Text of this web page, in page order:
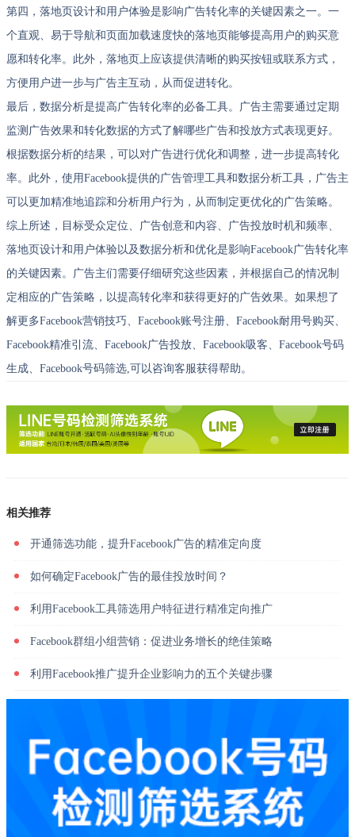
第四，落地页设计和用户体验是影响广告转化率的关键因素之一。一
个直观、易于导航和页面加载速度快的落地页能够提高用户的购买意
愿和转化率。此外，落地页上应该提供清晰的购买按钮或联系方式，
方便用户进一步与广告主互动，从而促进转化。
最后，数据分析是提高广告转化率的必备工具。广告主需要通过定期
监测广告效果和转化数据的方式了解哪些广告和投放方式表现更好。
根据数据分析的结果，可以对广告进行优化和调整，进一步提高转化
率。此外，使用Facebook提供的广告管理工具和数据分析工具，广告主
可以更加精准地追踪和分析用户行为，从而制定更优化的广告策略。
综上所述，目标受众定位、广告创意和内容、广告投放时机和频率、
落地页设计和用户体验以及数据分析和优化是影响Facebook广告转化率
的关键因素。广告主们需要仔细研究这些因素，并根据自己的情况制
定相应的广告策略，以提高转化率和获得更好的广告效果。如果想了
解更多Facebook营销技巧、Facebook账号注册、Facebook耐用号购买、
Facebook精准引流、Facebook广告投放、Facebook吸客、Facebook号码
生成、Facebook号码筛选,可以咨询客服获得帮助。
相关推荐
开通筛选功能，提升Facebook广告的精准定向度
如何确定Facebook广告的最佳投放时间？
利用Facebook工具筛选用户特征进行精准定向推广
Facebook群组小组营销：促进业务增长的绝佳策略
利用Facebook推广提升企业影响力的五个关键步骤